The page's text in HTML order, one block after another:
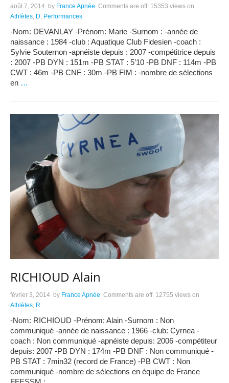
août 7, 2014 by France Apnée Comments are off 15353 views on
Athlètes, D, Performances
-Nom: DEVANLAY -Prénom: Marie -Surnom : -année de
naissance : 1984 -club : Aquatique Club Fidesien -coach :
Sylvie Souternon -apnéiste depuis : 2007 -compétitrice depuis
: 2007 -PB DYN : 151m -PB STAT : 5’10 -PB DNF : 114m -PB
CWT : 46m -PB CNF : 30m -PB FIM : -nombre de sélections
en …
RICHIOUD Alain
février 3, 2014 by France Apnée Comments are off 12755 views on
Athlètes R
-Nom: RICHIOUD -Prénom: Alain -Surnom : Non
communiqué -année de naissance : 1966 -club: Cyrnea -
coach : Non communiqué -apnéiste depuis: 2006 -compétiteur
depuis: 2007 -PB DYN : 174m -PB DNF : Non communiqué -
PB STAT : 7min32 (record de France) -PB CWT : Non
communiqué -nombre de sélections en équipe de France